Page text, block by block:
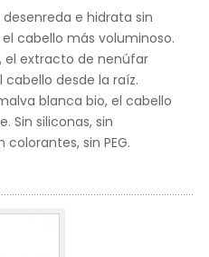
desenreda e hidrata sin
cabello más voluminoso.
el extracto de nenúfar
desde la raíz.
blanca bio, el cabello
Sin siliconas, sin
sin PEG.